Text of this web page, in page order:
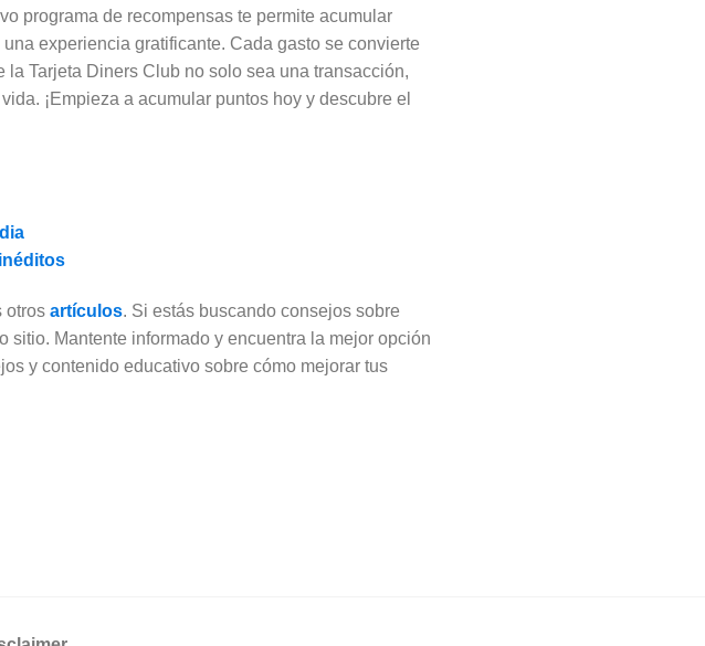
programa de recompensas te permite acumular
experiencia gratificante. Cada gasto se convierte
Tarjeta Diners Club no solo sea una transacción,
¡Empieza a acumular puntos hoy y descubre el
otros artículos. Si estás buscando consejos sobre
Mantente informado y encuentra la mejor opción
y contenido educativo sobre cómo mejorar tus